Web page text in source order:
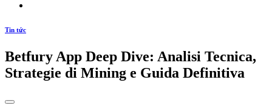
Tin tức
Betfury App Deep Dive: Analisi Tecnica,
Strategie di Mining e Guida Definitiva